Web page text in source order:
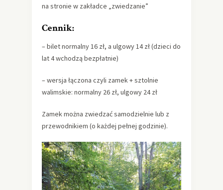
na stronie w zakładce „zwiedzanie”
Cennik:
– bilet normalny 16 zł, a ulgowy 14 zł (dzieci do
lat 4 wchodzą bezpłatnie)
– wersja łączona czyli zamek + sztolnie
walimskie: normalny 26 zł, ulgowy 24 zł
Zamek można zwiedzać samodzielnie lub z
przewodnikiem (o każdej pełnej godzinie).